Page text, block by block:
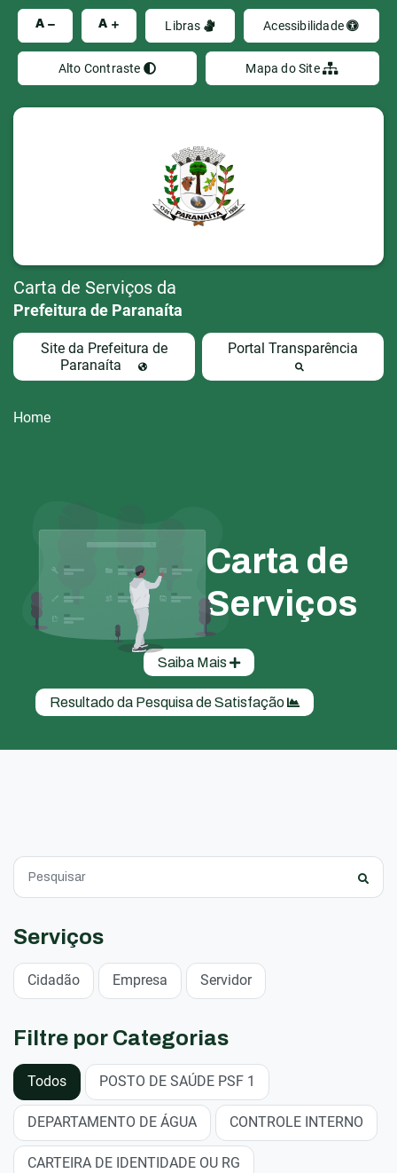
A A Libras Acessibilidade
Alto Contraste Mapa do Site
Carta de Serviços da
Prefeitura de Paranaíta
Site da Prefeitura de
Paranaíta
Portal Transparência
Home
Carta de
Serviços
Saiba Mais
Resultado da Pesquisa de Satisfação
Serviços
Cidadão Empresa Servidor
Filtre por Categorias
Todos POSTO DE SAÚDE PSF 1
DEPARTAMENTO DE ÁGUA CONTROLE INTERNO
CARTEIRA DE IDENTIDADE OU RG